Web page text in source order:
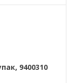
9400310